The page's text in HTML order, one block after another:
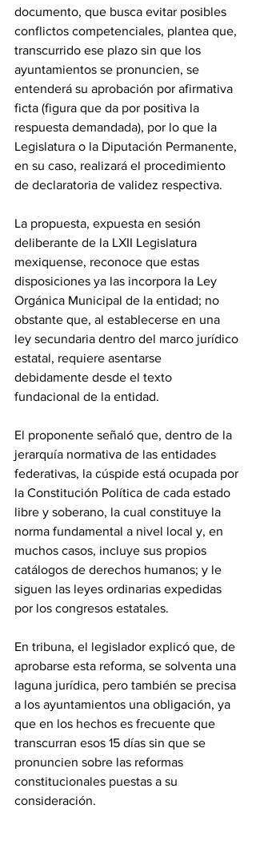
documento, que busca evitar posibles
conflictos competenciales, plantea que,
transcurrido ese plazo sin que los
ayuntamientos se pronuncien, se
entenderá su aprobación por afirmativa
ficta (figura que da por positiva la
respuesta demandada), por lo que la
Legislatura o la Diputación Permanente,
en su caso, realizará el procedimiento
de declaratoria de validez respectiva.
La propuesta, expuesta en sesión
deliberante de la LXII Legislatura
mexiquense, reconoce que estas
disposiciones ya las incorpora la Ley
Orgánica Municipal de la entidad; no
obstante que, al establecerse en una
ley secundaria dentro del marco jurídico
estatal, requiere asentarse
debidamente desde el texto
fundacional de la entidad.
El proponente señaló que, dentro de la
jerarquía normativa de las entidades
federativas, la cúspide está ocupada por
la Constitución Política de cada estado
libre y soberano, la cual constituye la
norma fundamental a nivel local y, en
muchos casos, incluye sus propios
catálogos de derechos humanos; y le
siguen las leyes ordinarias expedidas
por los congresos estatales.
En tribuna, el legislador explicó que, de
aprobarse esta reforma, se solventa una
laguna jurídica, pero también se precisa
a los ayuntamientos una obligación, ya
que en los hechos es frecuente que
transcurran esos 15 días sin que se
pronuncien sobre las reformas
constitucionales puestas a su
consideración.